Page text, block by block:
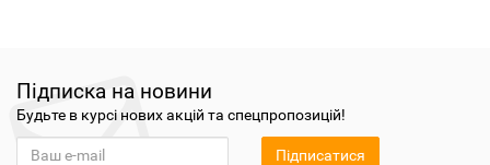
Підписка на новини
Будьте в курсі нових акцій та спецпропозицій!
Підписатися